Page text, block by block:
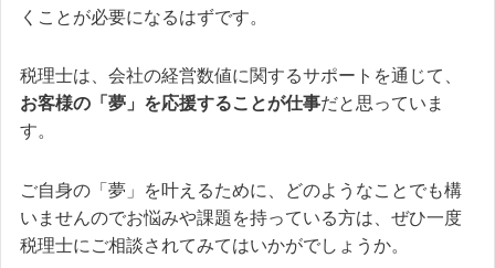
くことが必要になるはずです。
税理士は、会社の経営数値に関するサポートを通じて、
お客様の「夢」を応援することが仕事だと思っていま
す。
ご自身の「夢」を叶えるために、どのようなことでも構
いませんのでお悩みや課題を持っている方は、ぜひ一度
税理士にご相談されてみてはいかがでしょうか。